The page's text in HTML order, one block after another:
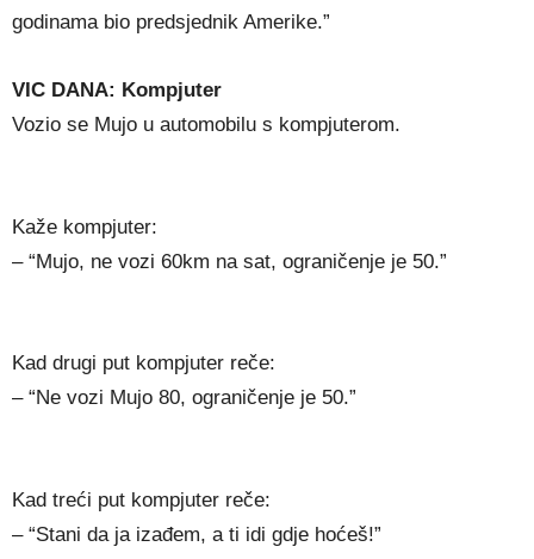
godinama bio predsjednik Amerike.”
VIC DANA: Kompjuter
Vozio se Mujo u automobilu s kompjuterom.
Kaže kompjuter:
– “Mujo, ne vozi 60km na sat, ograničenje je 50.”
Kad drugi put kompjuter reče:
– “Ne vozi Mujo 80, ograničenje je 50.”
Kad treći put kompjuter reče:
– “Stani da ja izađem, a ti idi gdje hoćeš!”